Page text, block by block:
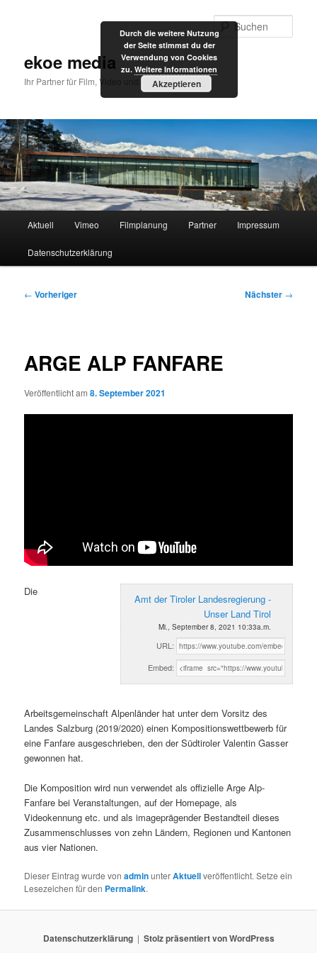
ekoe media
Ihr Partner für Film, Video und Internet
Aktuell Vimeo Filmplanung Partner Impressum
Datenschutzerklärung
Beitragsnavigation
← Vorheriger Nächster →
ARGE ALP FANFARE
Veröffentlicht am8. September 2021
Amt der Tiroler Landesregierung -
Unser Land Tirol
Mi., September 8, 2021 10:33a.m.
URL:
Embed:
Die
Arbeitsgemeinschaft Alpenländer hat unter dem Vorsitz des
Landes Salzburg (2019/2020) einen Kompositionswettbewerb für
eine Fanfare ausgeschrieben, den der Südtiroler Valentin Gasser
gewonnen hat.
Die Komposition wird nun verwendet als offizielle Arge Alp-
Fanfare bei Veranstaltungen, auf der Homepage, als
Videokennung etc. und als imageprägender Bestandteil dieses
Zusammenschlusses von zehn Ländern, Regionen und Kantonen
aus vier Nationen.
Dieser Eintrag wurde vonadminunterAktuellveröffentlicht. Setze ein
Lesezeichen für den Permalink.
Datenschutzerklärung Stolz präsentiert von WordPress
Durch die weitere Nutzung
der Seite stimmst du der
Verwendung von Cookies
zu. Weitere Informationen
Akzeptieren